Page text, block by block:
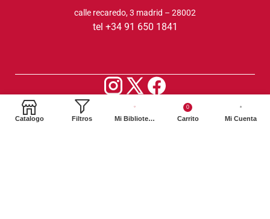
calle recaredo, 3 madrid – 28002
tel +34 91 650 1841
2024. Siglo XXI Editores Argentina ©️. Todos los derechos
reservados
Catalogo Filtros Mi Biblioteca
0
Carrito Mi Cuenta